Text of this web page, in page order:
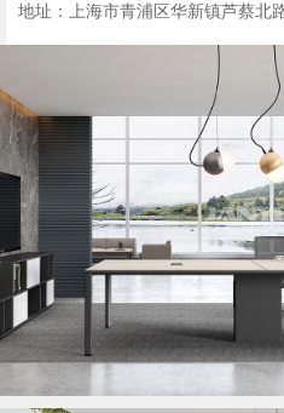
地址：上海市青浦区华新镇芦蔡北
板式会